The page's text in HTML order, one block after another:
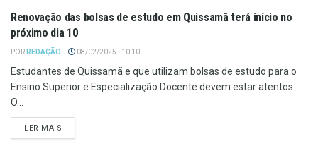
Renovação das bolsas de estudo em Quissamã terá início no
próximo dia 10
POR REDAÇÃO 08/02/2025 - 10:10
Estudantes de Quissamã e que utilizam bolsas de estudo para o
Ensino Superior e Especialização Docente devem estar atentos.
O...
LER MAIS